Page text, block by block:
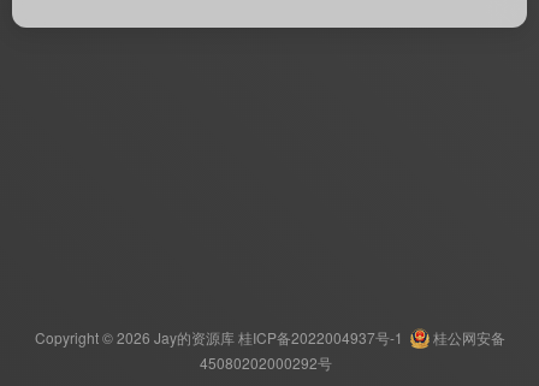
Copyright © 2026 Jay的资源库 桂ICP备2022004937号-1
桂公网安备
45080202000292号